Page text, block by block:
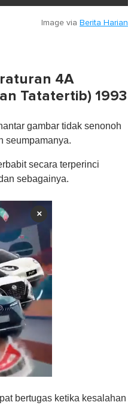
Image via Berita Harian
4A
Tatatertib) 1993
gambar tidak senonoh
seumpamanya.
secara terperinci
sebagainya.
×
bertugas ketika kesalahan